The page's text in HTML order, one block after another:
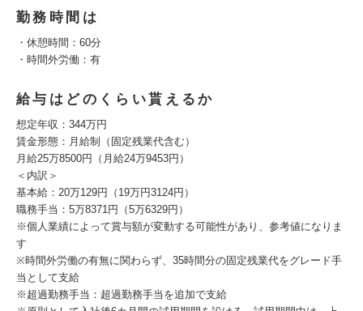
勤務時間は
・休憩時間：60分
・時間外労働：有
給与はどのくらい貰えるか
想定年収：344万円
賃金形態：月給制（固定残業代含む）
月給25万8500円（月給24万9453円）
＜内訳＞
基本給：20万129円（19万円3124円）
職務手当：5万8371円（5万6329円）
※個人業績によって賞与額が変動する可能性があり、参考値になりま
す
※時間外労働の有無に関わらず、35時間分の固定残業代をグレード手
当として支給
※超過勤務手当：超過勤務手当を追加で支給